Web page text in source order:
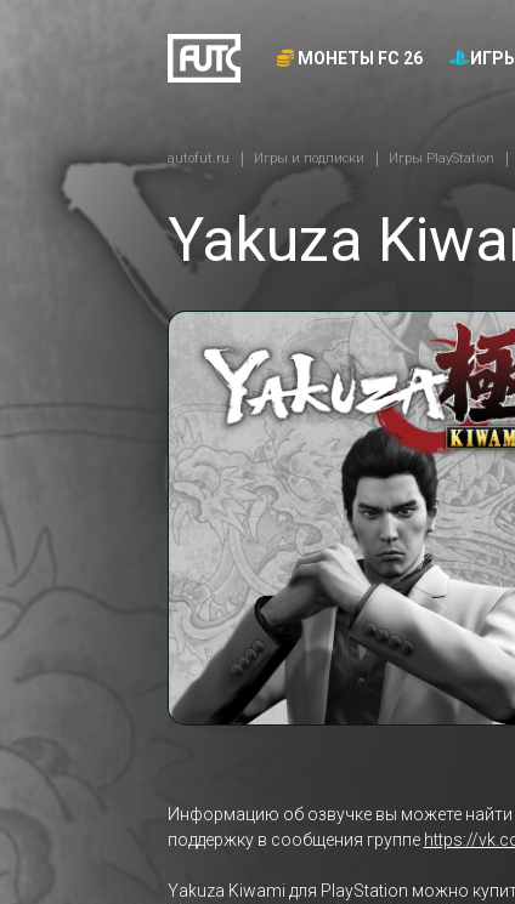
МОНЕТЫ FC 26 ИГРЫ
autofut.ru Игры и подписки Игры PlayStation
Yakuza
Информацию об озвучке вы можете найти
поддержку в сообщения группе https://
Yakuza Kiwami для PlayStation можно